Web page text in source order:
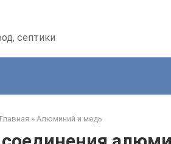
септики
Главная » Алюминий и медь